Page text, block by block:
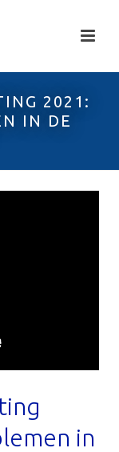
2021:
IN DE
in